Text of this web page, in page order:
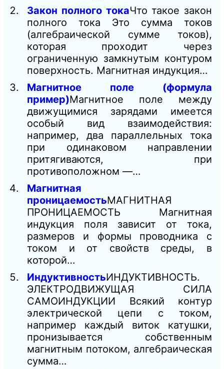
Закон полного токаЧто такое закон
полного тока Это сумма токов
(алгебраической сумме токов),
которая проходит через
ограниченную замкнутым контуром
поверхность. Магнитная индукция…
Магнитное поле (формула
пример)Магнитное поле между
движущимися зарядами имеется
особый вид взаимодействия:
например, два параллельных тока
при одинаковом направлении
притягиваются, при
противоположном —…
Магнитная
проницаемостьМАГНИТНАЯ
ПРОНИЦАЕМОСТЬ Магнитная
индукция поля зависит от тока,
размеров и формы проводника с
током и от свойств среды, в
которой…
ИндуктивностьИНДУКТИВНОСТЬ.
ЭЛЕКТРОДВИЖУЩАЯ СИЛА
САМОИНДУКЦИИ Всякий контур
электрической цепи с током,
например каждый виток катушки,
пронизывается собственным
магнитным потоком, алгебраическая
сумма…